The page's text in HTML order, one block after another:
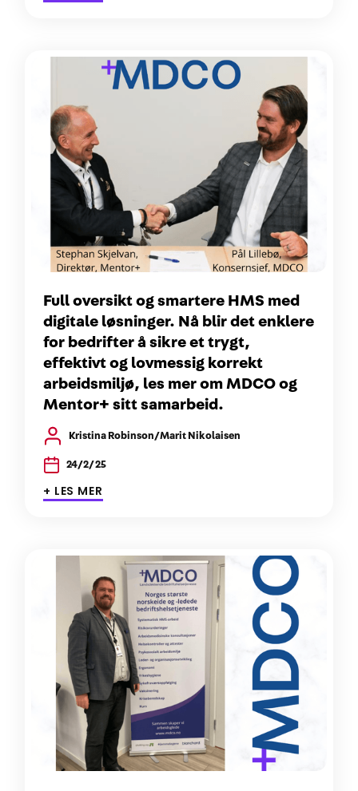
Full oversikt og smartere HMS med
digitale løsninger. Nå blir det enklere
for bedrifter å sikre et trygt,
effektivt og lovmessig korrekt
arbeidsmiljø, les mer om MDCO og
Mentor+ sitt samarbeid.
Kristina Robinson/Marit Nikolaisen
24/2/25
+ LES MER